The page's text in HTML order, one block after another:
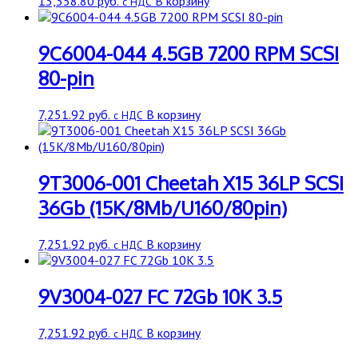
9C6004-044 4.5GB 7200 RPM SCSI
80-pin
7,251.92 руб. с НДС В корзину
9T3006-001 Cheetah X15 36LP SCSI
36Gb (15K/8Mb/U160/80pin)
7,251.92 руб. с НДС В корзину
9V3004-027 FC 72Gb 10K 3.5
7,251.92 руб. с НДС В корзину